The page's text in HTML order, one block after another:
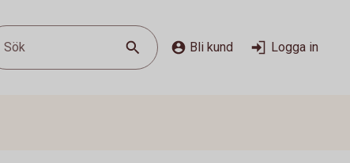
Sök Bli kund Logga in